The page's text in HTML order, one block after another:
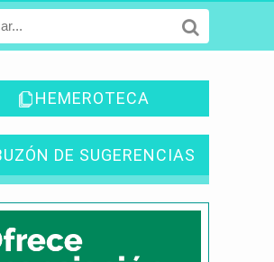
HEMEROTECA
DE SUGERENCIAS